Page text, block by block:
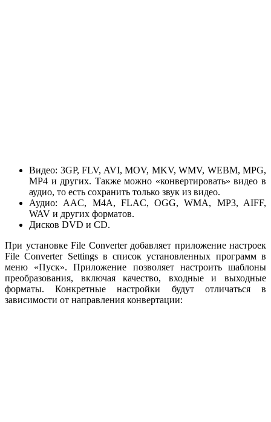
Видео: 3GP, FLV, AVI, MOV, MKV, WMV, WEBM, MPG,
MP4 и других. Также можно «конвертировать» видео в
аудио, то есть сохранить только звук из видео.
Аудио: AAC, M4A, FLAC, OGG, WMA, MP3, AIFF,
WAV и других форматов.
Дисков DVD и CD.
При установке File Converter добавляет приложение настроек
File Converter Settings в список установленных программ в
меню «Пуск». Приложение позволяет настроить шаблоны
преобразования, включая качество, входные и выходные
форматы. Конкретные настройки будут отличаться в
зависимости от направления конвертации: